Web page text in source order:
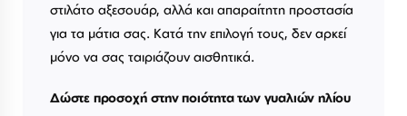
στιλάτο αξεσουάρ, αλλά και απαραίτητη προστασία
για τα μάτια σας. Κατά την επιλογή τους, δεν αρκεί
μόνο να σας ταιριάζουν αισθητικά.
Δώστε προσοχή στην ποιότητα των γυαλιών ηλίου